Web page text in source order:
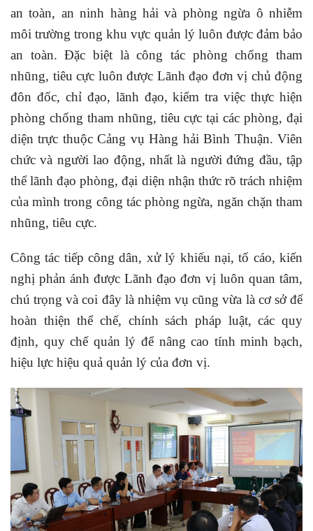
an toàn, an ninh hàng hải và phòng ngừa ô nhiễm
môi trường trong khu vực quản lý luôn được đảm bảo
an toàn. Đặc biệt là công tác phòng chống tham
nhũng, tiêu cực luôn được Lãnh đạo đơn vị chủ động
đôn đốc, chỉ đạo, lãnh đạo, kiểm tra việc thực hiện
phòng chống tham nhũng, tiêu cực tại các phòng, đại
diện trực thuộc Cảng vụ Hàng hải Bình Thuận. Viên
chức và người lao động, nhất là người đứng đầu, tập
thể lãnh đạo phòng, đại diện nhận thức rõ trách nhiệm
của mình trong công tác phòng ngừa, ngăn chặn tham
nhũng, tiêu cực.
Công tác tiếp công dân, xử lý khiếu nại, tố cáo, kiến
nghị phản ánh được Lãnh đạo đơn vị luôn quan tâm,
chú trọng và coi đây là nhiệm vụ cũng vừa là cơ sở để
hoàn thiện thể chế, chính sách pháp luật, các quy
định, quy chế quản lý để nâng cao tính minh bạch,
hiệu lực hiệu quả quản lý của đơn vị.